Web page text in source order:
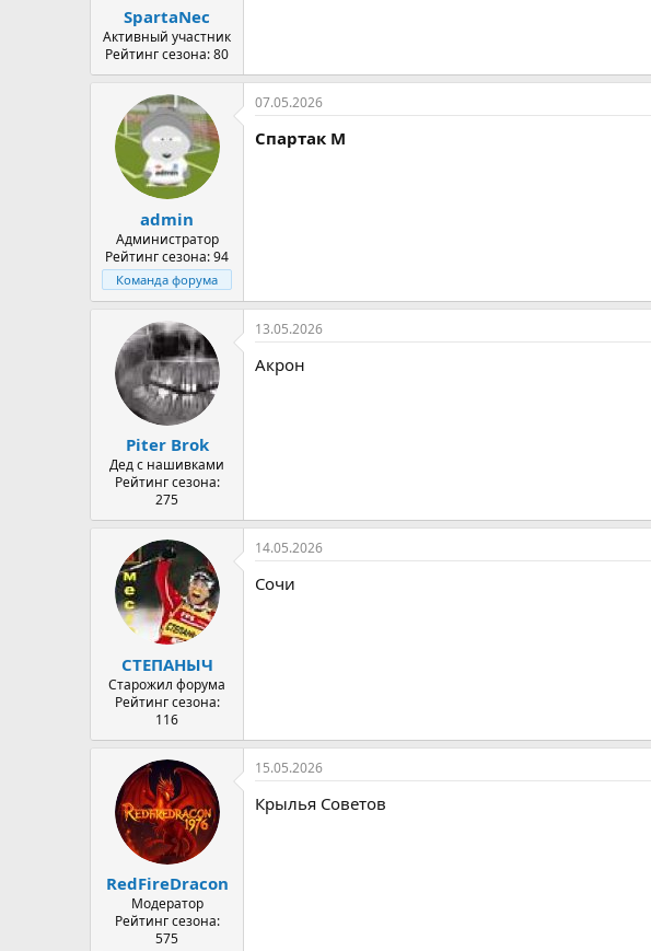
SpartaNec
Активный участник
Рейтинг сезона: 80
admin
Администратор
Рейтинг сезона: 94
Команда форума
07.05.2026
Спартак М
Piter Brok
Дед с нашивками
Рейтинг сезона:
275
13.05.2026
Акрон
СТЕПАНЫЧ
Старожил форума
Рейтинг сезона:
116
14.05.2026
Сочи
RedFireDracon
Модератор
Рейтинг сезона:
575
15.05.2026
Крылья Советов